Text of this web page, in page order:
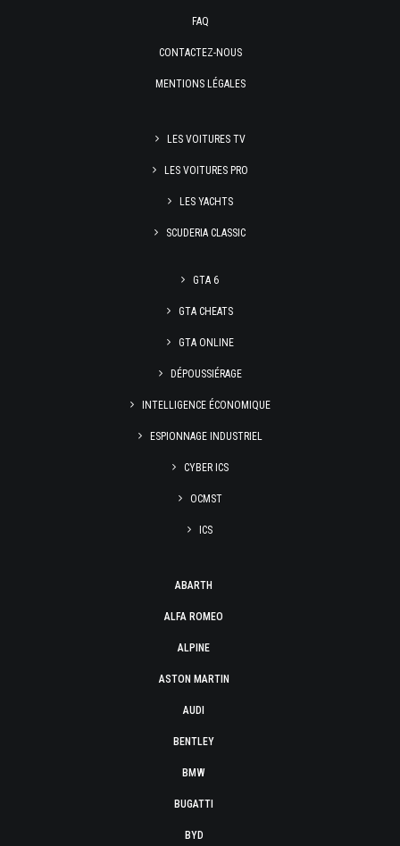
FAQ
CONTACTEZ-NOUS
MENTIONS LÉGALES
LES VOITURES TV
LES VOITURES PRO
LES YACHTS
SCUDERIA CLASSIC
GTA 6
GTA CHEATS
GTA ONLINE
DÉPOUSSIÉRAGE
INTELLIGENCE ÉCONOMIQUE
ESPIONNAGE INDUSTRIEL
CYBER ICS
OCMST
ICS
ABARTH
ALFA ROMEO
ALPINE
ASTON MARTIN
AUDI
BENTLEY
BMW
BUGATTI
BYD